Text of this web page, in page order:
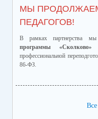
МЫ
ПЕДАГОГОВ!
В рамках партнерства
программы «Сколково»
профессиональной
86-ФЗ.
Ознакомиться с
приложенном файле.